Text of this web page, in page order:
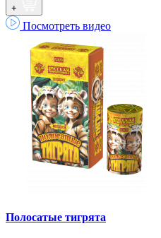
+
Посмотреть видео
Полосатые тигрята